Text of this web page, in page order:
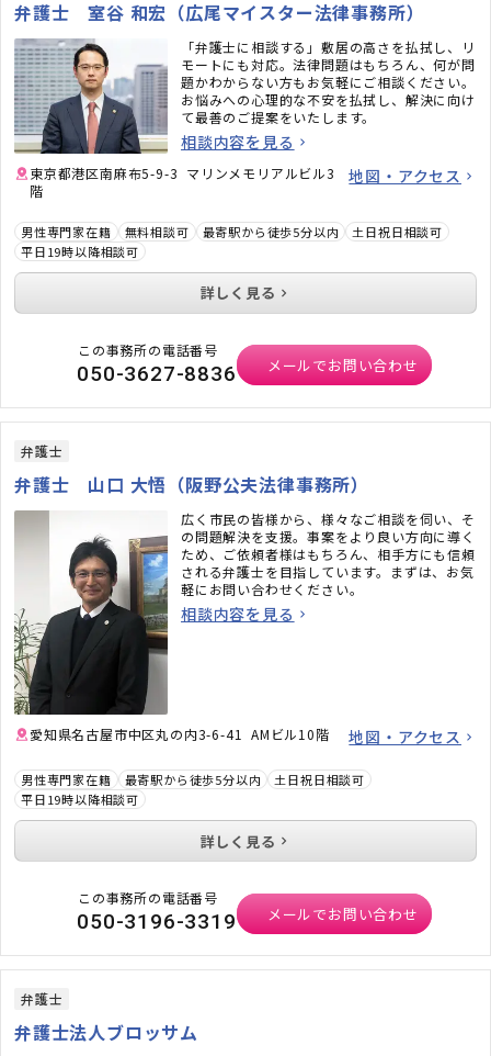
弁護士 室谷 和宏（広尾マイスター法律事務所）
「弁護士に相談する」敷居の高さを払拭し、リ
モートにも対応。法律問題はもちろん、何が問
題かわからない方もお気軽にご相談ください。
お悩みへの心理的な不安を払拭し、解決に向け
て最善のご提案をいたします。
相談内容を見る
東京都港区南麻布5-9-3 マリンメモリアルビル3
階
地図・アクセス
男性専門家在籍 無料相談可 最寄駅から徒歩5分以内
土日祝日相談可
平日19時以降相談可
詳しく見る
この事務所の電話番号
050-3627-8836 メールでお問い合わせ
弁護士
弁護士 山口 大悟（阪野公夫法律事務所）
広く市民の皆様から、様々なご相談を伺い、そ
の問題解決を支援。事案をより良い方向に導く
ため、ご依頼者様はもちろん、相手方にも信頼
される弁護士を目指しています。まずは、お気
軽にお問い合わせください。
相談内容を見る
愛知県名古屋市中区丸の内3-6-41 AMビル10階 地図・アクセス
男性専門家在籍 最寄駅から徒歩5分以内
土日祝日相談可
平日19時以降相談可
詳しく見る
この事務所の電話番号
050-3196-3319 メールでお問い合わせ
弁護士
弁護士法人ブロッサム